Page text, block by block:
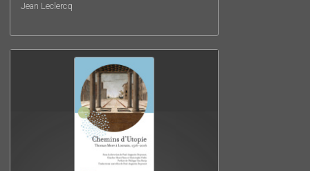
Jean Leclercq